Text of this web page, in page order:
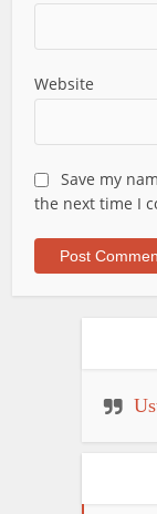
Website
Save my
the next time I